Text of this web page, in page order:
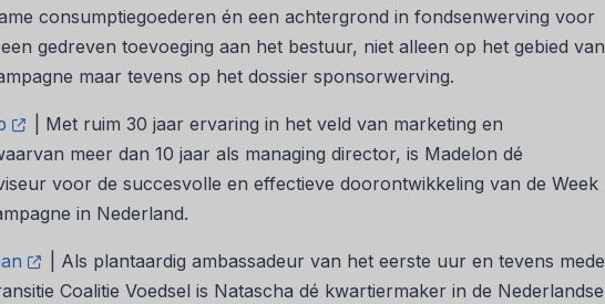
consumptiegoederen én een achtergrond in fondsenwerving voor
gedreven toevoeging aan het bestuur, niet alleen op het gebied van
maar tevens op het dossier sponsorwerving.
| Met ruim 30 jaar ervaring in het veld van marketing en
meer dan 10 jaar als managing director, is Madelon dé
voor de succesvolle en effectieve doorontwikkeling van de Week
in Nederland.
| Als plantaardig ambassadeur van het eerste uur en tevens
Coalitie Voedsel is Natascha dé kwartiermaker in de Nederlandse